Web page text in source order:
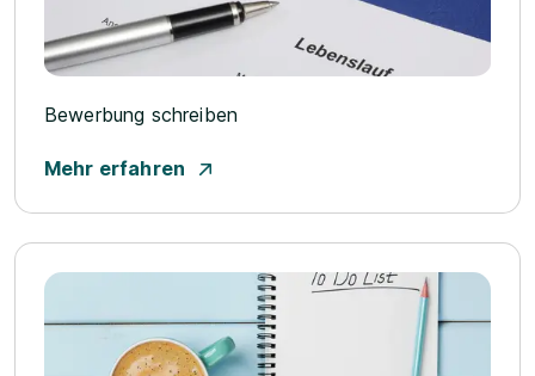
Bewerbung schreiben
Mehr erfahren